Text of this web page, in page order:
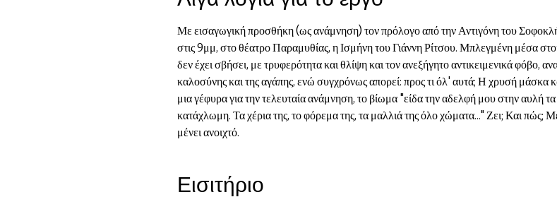
Με εισαγωγική προσθήκη (ως ανάμνηση) τον πρόλογο από την Αντιγόνη του
στις 9μμ, στο θέατρο Παραμυθίας, η Ισμήνη του Γιάννη Ρίτσου. Μπλεγμένη μέσα
δεν έχει σβήσει, με τρυφερότητα και θλίψη και τον ανεξήγητο αντικειμενικά φόβο,
καλοσύνης και της αγάπης, ενώ συγχρόνως απορεί: προς τι όλ' αυτά; Η χρυσή μάσκα
μια γέφυρα για την τελευταία ανάμνηση, το βίωμα "είδα την αδελφή μου στην αυλή
κατάχλωμη. Τα χέρια της, το φόρεμα της, τα μαλλιά της όλο χώματα..." Ζει; Και
μένει ανοιχτό.
Εισιτήριο